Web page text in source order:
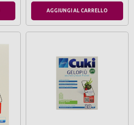
AGGIUNGI AL CARRELLO